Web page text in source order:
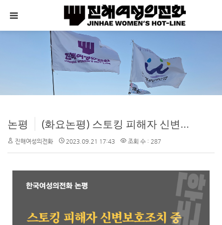
메뉴 건너뛰기
논평 (화요논평) 스토킹 피해자 신변보호조치 중 발생하는 여성살해 사건이 벌써 몇 번째인가. 국가는 근본적인 신변보호조치를 마련하라. - 신당역 여성살해 사건 1주기 및 ‘인천 스토킹 여성살해 사건’에 부쳐
진해여성의전화 2023.09.21 17:43 조회 수 : 287